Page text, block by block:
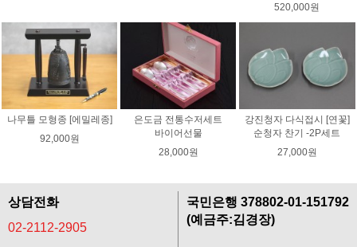
520,000원
나무틀 모형종 [에밀레종]
92,000원
은도금 전통수저세트
바이어선물
28,000원
강진청자 다식접시 [연꽃]
순청자 찬기 -2P세트
27,000원
상담전화
02-2112-2905
국민은행 378802-01-151792
(예금주:김경장)